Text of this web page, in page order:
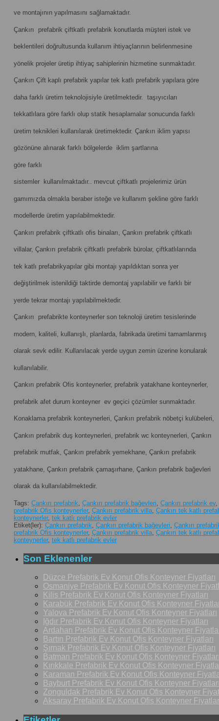
ve montajının yapılmasını sağlamaktadır.
Çankırı prefabrik çiftkatlı prefabrik konutlarda müşteri istek ve
beklentileri doğrultusunda kullanım ihtiyaçlarının belirlenmesine
yönelik projeler üretip ihtiyaç sahiplerinin hizmetine sunmaktadır.
Çankırı Çift kaplı prefabrik yapılar tek katlı prefabrik yapılara göre
daha farklı üretim teknolojisiyle üretilmektedir. taşıyıcıları
tekkatlılara göre farklı olup statik hesaplamalar sonucunda farklı
üretim teknikleri kullanılarak üretimektedir. Çankırı iklim yapısı
gözönüne alınarak farklı bölgelerde iklim şartlarına
göre farklı
sistemler kullanılmaktadır.. mevcut çiftkatlı projelerimiz ürün
gamımızda olmakla beraber isteğe ve kullanım şekline göre farklı
modellerde üretim yapılabilmektedir.
Çankırı prefabrik çiftkatlı ofis binaları, Çankırı prefabrik çiftkatlı
villalar, Çankırı prefabrik çiftkatlı prefabrik bürolar, çiftkatlılarında
tek katlı prefabrikyapılar gibi montajı yapıldıktan sonra yer
değiştirilmek istenildiği taktirde demontaj yapılabilir ve farklı bir
yerde tekrar montajı yapılabilmektedir.
Çankırı prefabrikte konteynerler son teknoloji üretim tesislerinde
modern, kaliteli, kullanışlı, planlarda, fabrikada üretimi tamamlanmış
olarak sevk edilir. Kullanılacak yerde uygun zemin üzerine konularak
kullanılabilir.
Çankırı prefabrik Ofis konteynerler, prefabrik yatakhane konteynerler,
prefabrik afet durum konteyner ev geçici çözümler sunmaktadır.
Konaklama prefabrik konteynerleri, Çankırı prefabrik nöbetçi kulübeleri,
Çankırı prefabrik duş konteynerleri, prefabrik wc konteynerleri, Çankırı
prefabrik mutfak, Çankırı prefabrik yemekhane, Çankırı prefabrik
yatakhane, Çankırı prefabrik çamaşırhane, Çankırı prefabrik bağevleri
olarak da kullanılabilmektedir.
Tags: Çankırı prefabrik Çankırı prefabrik bağevleri Çankırı prefabrik ev,
prefabrik Ofis konteynerler, Çankırı prefabrik villa Çankırı tek katlı
konteynerler, tek katlı prefabrik evler
Etiket(ler): Çankırı prefabrik Çankırı prefabrik bağevleri Çankırı
prefabrik Ofis konteynerler, Çankırı prefabrik villa Çankırı tek katlı
konteynerler, tek katlı prefabrik evler
Son Eklenenler
Düzce Prefabrik Ev Konut Ofis Konteyner Fiyatları
Osmaniye Prefabrik Ev Konut Ofis Konteyner
Kilis Prefabrik Ev Konut Ofis Konteyner Fiyatları
Karabük Prefabrik Ev Konut Ofis Konteyner
Yalova Prefabrik Ev Konut Ofis Konteyner Fiyatları
Iğdır Prefabrik Ev Konut Ofis Konteyner Fiyatları
Ardahan Prefabrik Ev Konut Ofis Konteyner
Bartın Prefabrik Ev Konut Ofis Konteyner Fiyatları
Şırnak Prefabrik Ev Konut Ofis Konteyner Fiyatları
Batman Prefabrik Ev Konut Ofis Konteyner
Kırıkkale Prefabrik Ev Konut Ofis Konteyner
Karaman Prefabrik Ev Konut Ofis Konteyner
Bayburt Prefabrik Ev Konut Ofis Konteyner
Zonguldak Prefabrik Ev Konut Ofis Konteyner
Aksaray Prefabrik Ev Konut Ofis Konteyner